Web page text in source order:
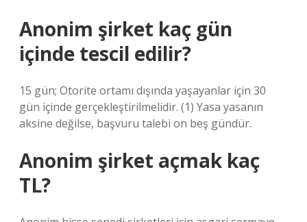
Anonim şirket kaç gün
içinde tescil edilir?
15 gün; Otorite ortamı dışında yaşayanlar için 30
gün içinde gerçekleştirilmelidir. (1) Yasa yasanın
aksine değilse, başvuru talebi on beş gündür.
Anonim şirket açmak kaç
TL?